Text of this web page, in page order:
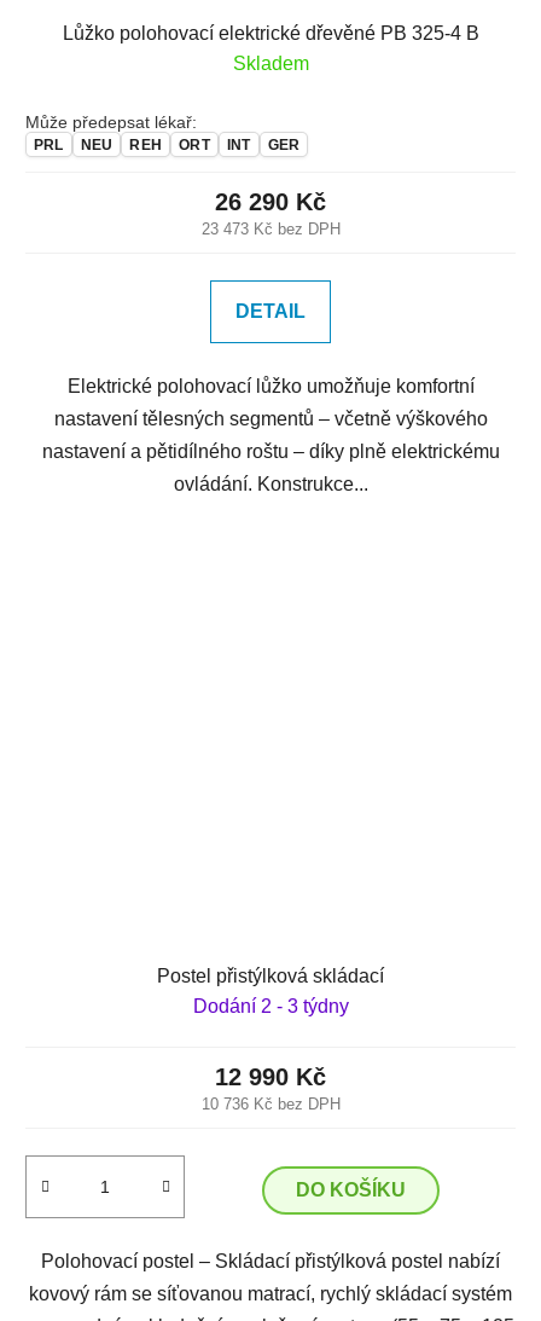
Lůžko polohovací elektrické dřevěné PB 325-4 B
Skladem
Může předepsat lékař:
PRL NEU REH ORT INT GER
23 473 Kč bez DPH
26 290 Kč
DETAIL
Elektrické polohovací lůžko umožňuje komfortní
nastavení tělesných segmentů – včetně výškového
nastavení a pětidílného roštu – díky plně elektrickému
ovládání. Konstrukce...
Postel přistýlková skládací
Dodání 2 - 3 týdny
10 736 Kč bez DPH
12 990 Kč
DO KOŠÍKU
Polohovací postel – Skládací přistýlková postel nabízí
kovový rám se síťovanou matrací, rychlý skládací systém